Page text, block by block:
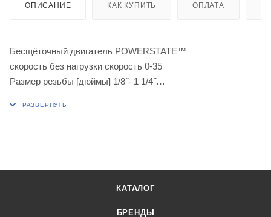
ОПИСАНИЕ КАК КУПИТЬ ОПЛАТА
Бесщёточный двигатель POWERSTATE™
скорость без нагрузки скорость 0-35
Размер резьбы [дюймы] 1/8˝- 1 1/4˝
КАТАЛОГ
БРЕНДЫ